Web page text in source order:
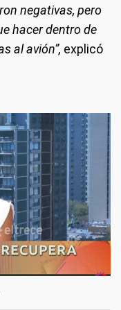
negativas, pero
hacer dentro de
al avión”, explicó